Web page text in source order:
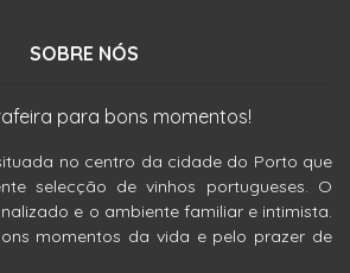
SOBRE NÓS
para bons momentos!
no centro da cidade do Porto que
selecção de vinhos portugueses. O
e o ambiente familiar e intimista.
momentos da vida e pelo prazer de